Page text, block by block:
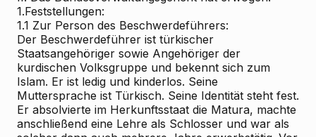
1.Feststellungen:
1.1 Zur Person des Beschwerdeführers:
Der Beschwerdeführer ist türkischer
Staatsangehöriger sowie Angehöriger der
kurdischen Volksgruppe und bekennt sich zum
Islam. Er ist ledig und kinderlos. Seine
Muttersprache ist Türkisch. Seine Identität steht fest.
Er absolvierte im Herkunftsstaat die Matura, machte
anschließend eine Lehre als Schlosser und war als